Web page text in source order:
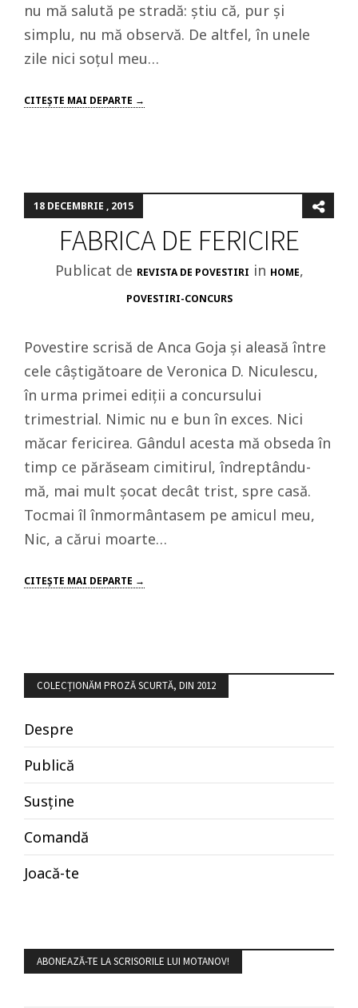
nu mă salută pe stradă: ştiu că, pur şi
simplu, nu mă observă. De altfel, în unele
zile nici soţul meu…
CITEŞTE MAI DEPARTE →
18 DECEMBRIE , 2015
FABRICA DE FERICIRE
Publicat de REVISTA DE POVESTIRI in HOME,
POVESTIRI-CONCURS
Povestire scrisă de Anca Goja și aleasă între
cele câștigătoare de Veronica D. Niculescu,
în urma primei ediții a concursului
trimestrial. Nimic nu e bun în exces. Nici
măcar fericirea. Gândul acesta mă obseda în
timp ce părăseam cimitirul, îndreptându-
mă, mai mult șocat decât trist, spre casă.
Tocmai îl înmormântasem pe amicul meu,
Nic, a cărui moarte…
CITEŞTE MAI DEPARTE →
COLECȚIONĂM PROZĂ SCURTĂ, DIN 2012
Despre
Publică
Susține
Comandă
Joacă-te
ABONEAZĂ-TE LA SCRISORILE LUI MOTANOV!